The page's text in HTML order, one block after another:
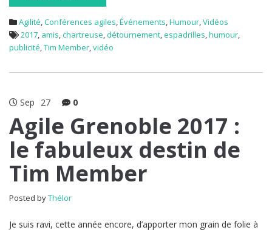
Agilité,Conférences agiles,Événements,Humour,Vidéos
2017, amis,chartreuse,détournement,espadrilles,humour,
publicité,Tim Member,vidéo
Sep 27 0
Agile Grenoble 2017 :
le fabuleux destin de
Tim Member
Posted byThélor
Je suis ravi, cette année encore, d’apporter mon grain de folie à